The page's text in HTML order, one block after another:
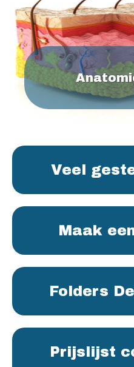
Veel
Maak
Folders
Prijslijst